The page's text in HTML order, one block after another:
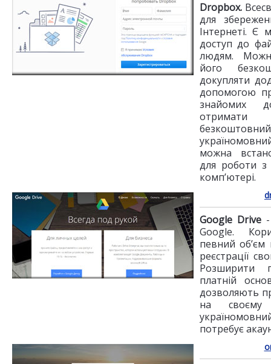
Dropbox.
для
Інтернеті. Є
доступ до
людям.
його
докупляти
допомогою
знайомих
можна
для роботи з
комп’ютері.
Google Drive
Google.
певний об’єм
реєстрації
Розширити
платній
дозволяють
на своєму
потребує